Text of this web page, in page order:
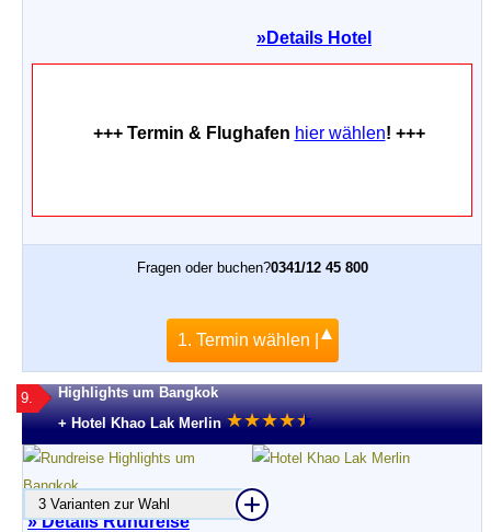
»Details Hotel
+++ Termin & Flughafen hier wählen! +++
Fragen oder buchen?0341/12 45 800
1. Termin wählen |
9.
Highlights um Bangkok
+ Hotel Khao Lak Merlin ★★★★★
★
» Details Rundreise
3 Varianten zur Wahl